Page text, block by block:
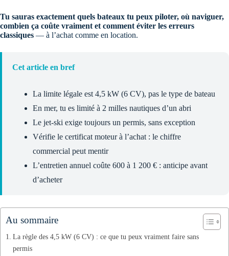
Tu sauras exactement quels bateaux tu peux piloter, où naviguer,
combien ça coûte vraiment et comment éviter les erreurs
classiques — à l’achat comme en location.
Cet article en bref
La limite légale est 4,5 kW (6 CV), pas le type de bateau
En mer, tu es limité à 2 milles nautiques d’un abri
Le jet-ski exige toujours un permis, sans exception
Vérifie le certificat moteur à l’achat : le chiffre
commercial peut mentir
L’entretien annuel coûte 600 à 1 200 € : anticipe avant
d’acheter
Au sommaire
La règle des 4,5 kW (6 CV) : ce que tu peux vraiment faire sans
permis